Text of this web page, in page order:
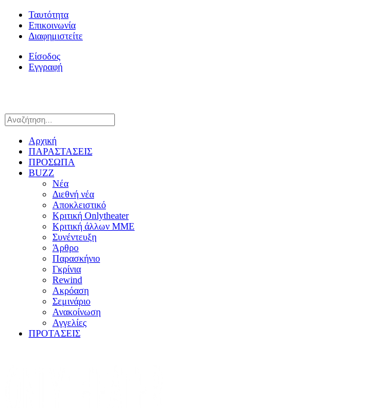
Ταυτότητα
Επικοινωνία
Διαφημιστείτε
Είσοδος
Εγγραφή
Αρχική
ΠΑΡΑΣΤΑΣΕΙΣ
ΠΡΟΣΩΠΑ
BUZZ
Νέα
Διεθνή νέα
Αποκλειστικό
Κριτική Onlytheater
Κριτική άλλων ΜΜΕ
Συνέντευξη
Άρθρο
Παρασκήνιο
Γκρίνια
Rewind
Ακρόαση
Σεμινάριο
Ανακοίνωση
Αγγελίες
ΠΡΟΤΑΣΕΙΣ